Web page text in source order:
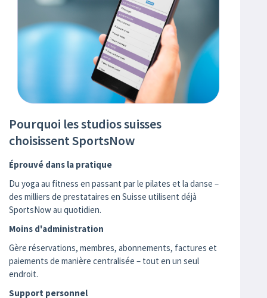
Pourquoi les studios suisses
choisissent SportsNow
Éprouvé dans la pratique
Du yoga au fitness en passant par le pilates et la danse –
des milliers de prestataires en Suisse utilisent déjà
SportsNow au quotidien.
Moins d'administration
Gère réservations, membres, abonnements, factures et
paiements de manière centralisée – tout en un seul
endroit.
Support personnel